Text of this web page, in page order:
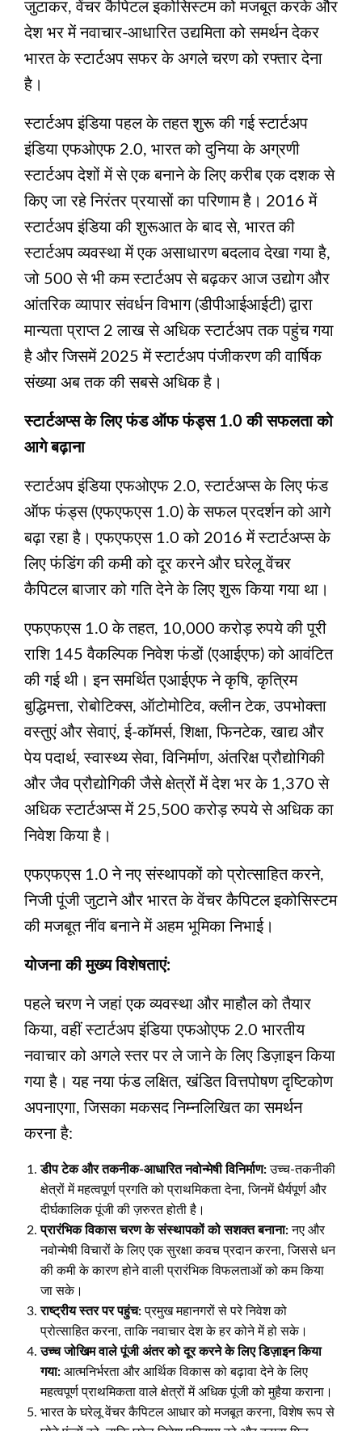
जुटाकर, वेंचर कैपिटल इकोसिस्टम को मजबूत करके और
देश भर में नवाचार-आधारित उद्यमिता को समर्थन देकर
भारत के स्टार्टअप सफर के अगले चरण को रफ्तार देना
है।
स्टार्टअप इंडिया पहल के तहत शुरू की गई स्टार्टअप
इंडिया एफओएफ 2.0, भारत को दुनिया के अग्रणी
स्टार्टअप देशों में से एक बनाने के लिए करीब एक दशक से
किए जा रहे निरंतर प्रयासों का परिणाम है। 2016 में
स्टार्टअप इंडिया की शुरूआत के बाद से, भारत की
स्टार्टअप व्यवस्था में एक असाधारण बदलाव देखा गया है,
जो 500 से भी कम स्टार्टअप से बढ़कर आज उद्योग और
आंतरिक व्यापार संवर्धन विभाग (डीपीआईआईटी) द्वारा
मान्यता प्राप्त 2 लाख से अधिक स्टार्टअप तक पहुंच गया
है और जिसमें 2025 में स्टार्टअप पंजीकरण की वार्षिक
संख्या अब तक की सबसे अधिक है।
स्टार्टअप्स के लिए फंड ऑफ फंड्स 1.0 की सफलता को
आगे बढ़ाना
स्टार्टअप इंडिया एफओएफ 2.0, स्टार्टअप्स के लिए फंड
ऑफ फंड्स (एफएफएस 1.0) के सफल प्रदर्शन को आगे
बढ़ा रहा है। एफएफएस 1.0 को 2016 में स्टार्टअप्स के
लिए फंडिंग की कमी को दूर करने और घरेलू वेंचर
कैपिटल बाजार को गति देने के लिए शुरू किया गया था।
एफएफएस 1.0 के तहत, 10,000 करोड़ रुपये की पूरी
राशि 145 वैकल्पिक निवेश फंडों (एआईएफ) को आवंटित
की गई थी। इन समर्थित एआईएफ ने कृषि, कृत्रिम
बुद्धिमत्ता, रोबोटिक्स, ऑटोमोटिव, क्लीन टेक, उपभोक्ता
वस्तुएं और सेवाएं, ई-कॉमर्स, शिक्षा, फिनटेक, खाद्य और
पेय पदार्थ, स्वास्थ्य सेवा, विनिर्माण, अंतरिक्ष प्रौद्योगिकी
और जैव प्रौद्योगिकी जैसे क्षेत्रों में देश भर के 1,370 से
अधिक स्टार्टअप्स में 25,500 करोड़ रुपये से अधिक का
निवेश किया है।
एफएफएस 1.0 ने नए संस्थापकों को प्रोत्साहित करने,
निजी पूंजी जुटाने और भारत के वेंचर कैपिटल इकोसिस्टम
की मजबूत नींव बनाने में अहम भूमिका निभाई।
योजना की मुख्य विशेषताएं:
पहले चरण ने जहां एक व्यवस्था और माहौल को तैयार
किया, वहीं स्टार्टअप इंडिया एफओएफ 2.0 भारतीय
नवाचार को अगले स्तर पर ले जाने के लिए डिज़ाइन किया
गया है। यह नया फंड लक्षित, खंडित वित्तपोषण दृष्टिकोण
अपनाएगा, जिसका मकसद निम्नलिखित का समर्थन
करना है:
डीप टेक और तकनीक-आधारित नवोन्मेषी विनिर्माण:उच्च-तकनीकी
क्षेत्रों में महत्वपूर्ण प्रगति को प्राथमिकता देना, जिनमें धैर्यपूर्ण और
दीर्घकालिक पूंजी की ज़रुरत होती है।
प्रारंभिक विकास चरण के संस्थापकों को सशक्त बनाना:नए और
नवोन्मेषी विचारों के लिए एक सुरक्षा कवच प्रदान करना, जिससे धन
की कमी के कारण होने वाली प्रारंभिक विफलताओं को कम किया
जा सके।
राष्ट्रीय स्तर पर पहुंच:प्रमुख महानगरों से परे निवेश को
प्रोत्साहित करना, ताकि नवाचार देश के हर कोने में हो सके।
उच्च जोखिम वाले पूंजी अंतर को दूर करने के लिए डिज़ाइन किया
गया: आत्मनिर्भरता और आर्थिक विकास को बढ़ावा देने के लिए
महत्वपूर्ण प्राथमिकता वाले क्षेत्रों में अधिक पूंजी को मुहैया कराना।
भारत के घरेलू वेंचर कैपिटल आधार को मजबूत करना, विशेष रूप से